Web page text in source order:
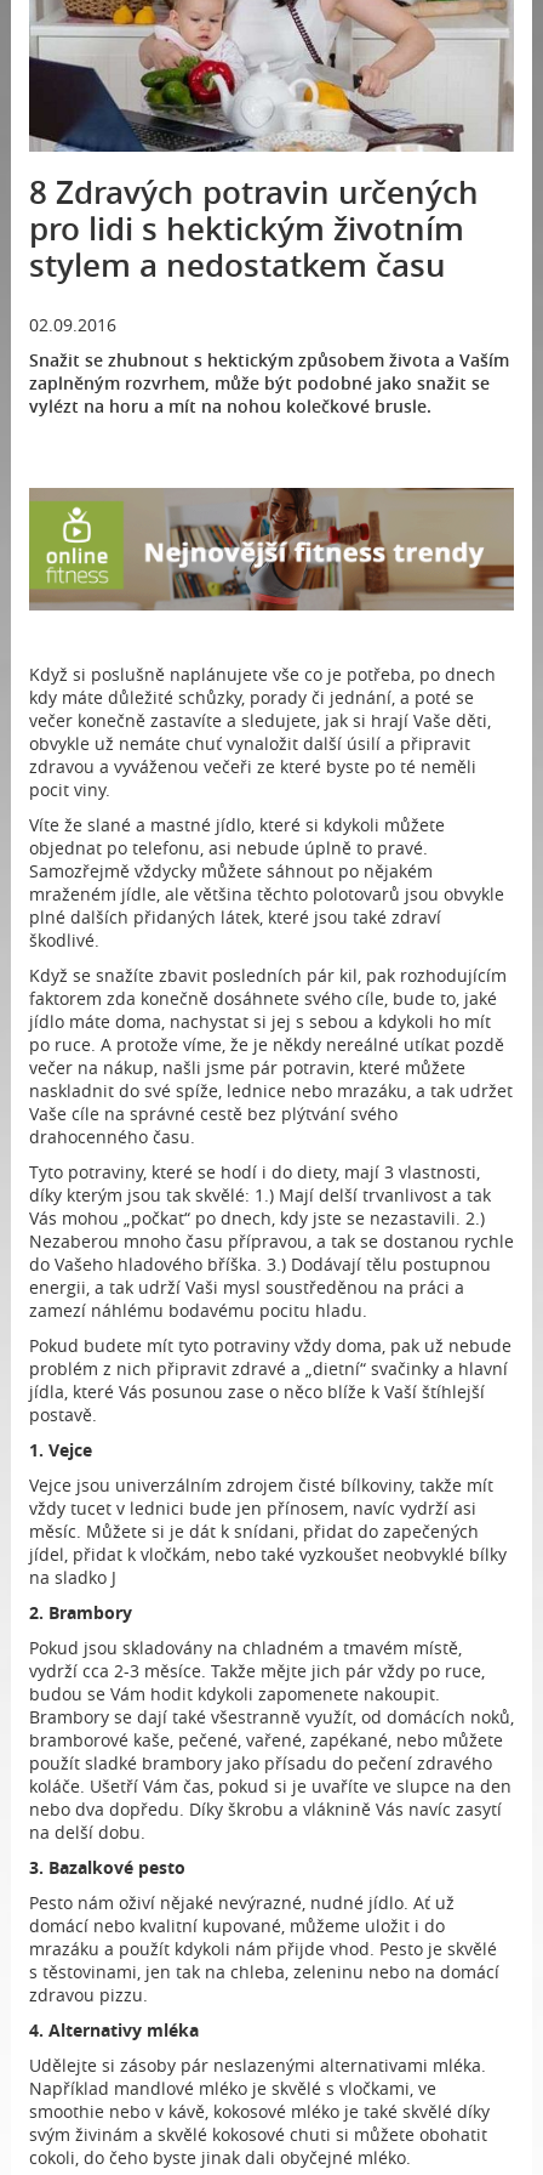
8 Zdravých potravin určených
pro lidi s hektickým životním
stylem a nedostatkem času
02.09.2016
Snažit se zhubnout s hektickým způsobem života a Vaším
zaplněným rozvrhem, může být podobné jako snažit se
vylézt na horu a mít na nohou kolečkové brusle.
Když si poslušně naplánujete vše co je potřeba, po dnech
kdy máte důležité schůzky, porady či jednání, a poté se
večer konečně zastavíte a sledujete, jak si hrají Vaše děti,
obvykle už nemáte chuť vynaložit další úsilí a připravit
zdravou a vyváženou večeři ze které byste po té neměli
pocit viny.
Víte že slané a mastné jídlo, které si kdykoli můžete
objednat po telefonu, asi nebude úplně to pravé.
Samozřejmě vždycky můžete sáhnout po nějakém
mraženém jídle, ale většina těchto polotovarů jsou obvykle
plné dalších přidaných látek, které jsou také zdraví
škodlivé.
Když se snažíte zbavit posledních pár kil, pak rozhodujícím
faktorem zda konečně dosáhnete svého cíle, bude to, jaké
jídlo máte doma, nachystat si jej s sebou a kdykoli ho mít
po ruce. A protože víme, že je někdy nereálné utíkat pozdě
večer na nákup, našli jsme pár potravin, které můžete
naskladnit do své spíže, lednice nebo mrazáku, a tak udržet
Vaše cíle na správné cestě bez plýtvání svého
drahocenného času.
Tyto potraviny, které se hodí i do diety, mají 3 vlastnosti,
díky kterým jsou tak skvělé: 1.) Mají delší trvanlivost a tak
Vás mohou „počkat“ po dnech, kdy jste se nezastavili. 2.)
Nezaberou mnoho času přípravou, a tak se dostanou rychle
do Vašeho hladového bříška. 3.) Dodávají tělu postupnou
energii, a tak udrží Vaši mysl soustředěnou na práci a
zamezí náhlému bodavému pocitu hladu.
Pokud budete mít tyto potraviny vždy doma, pak už nebude
problém z nich připravit zdravé a „dietní“ svačinky a hlavní
jídla, které Vás posunou zase o něco blíže k Vaší štíhlejší
postavě.
1. Vejce
Vejce jsou univerzálním zdrojem čisté bílkoviny, takže mít
vždy tucet v lednici bude jen přínosem, navíc vydrží asi
měsíc. Můžete si je dát k snídani, přidat do zapečených
jídel, přidat k vločkám, nebo také vyzkoušet neobvyklé bílky
na sladko J
2. Brambory
Pokud jsou skladovány na chladném a tmavém místě,
vydrží cca 2-3 měsíce. Takže mějte jich pár vždy po ruce,
budou se Vám hodit kdykoli zapomenete nakoupit.
Brambory se dají také všestranně využít, od domácích noků,
bramborové kaše, pečené, vařené, zapékané, nebo můžete
použít sladké brambory jako přísadu do pečení zdravého
koláče. Ušetří Vám čas, pokud si je uvaříte ve slupce na den
nebo dva dopředu. Díky škrobu a vláknině Vás navíc zasytí
na delší dobu.
3. Bazalkové pesto
Pesto nám oživí nějaké nevýrazné, nudné jídlo. Ať už
domácí nebo kvalitní kupované, můžeme uložit i do
mrazáku a použít kdykoli nám přijde vhod. Pesto je skvělé
s těstovinami, jen tak na chleba, zeleninu nebo na domácí
zdravou pizzu.
4. Alternativy mléka
Udělejte si zásoby pár neslazenými alternativami mléka.
Například mandlové mléko je skvělé s vločkami, ve
smoothie nebo v kávě, kokosové mléko je také skvělé díky
svým živinám a skvělé kokosové chuti si můžete obohatit
cokoli, do čeho byste jinak dali obyčejné mléko.